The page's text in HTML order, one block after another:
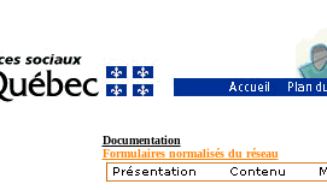
Documentation
Formulaires normalisés du réseau